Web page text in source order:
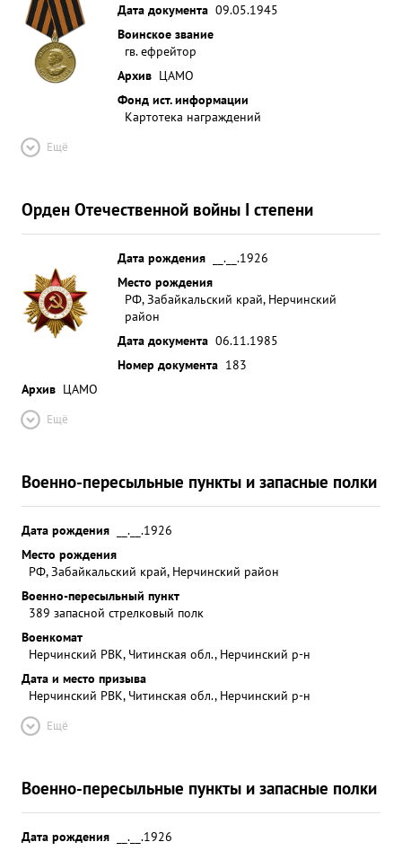
Дата документа 09.05.1945
Воинское звание
гв. ефрейтор
Архив ЦАМО
Фонд ист. информации
Картотека награждений
Ещё
Орден Отечественной войны I степени
Дата рождения
__.__.1926
Место рождения
РФ, Забайкальский край, Нерчинский
район
Дата документа 06.11.1985
Номер документа 183
Архив ЦАМО
Ещё
Военно-пересыльные пункты и запасные полки
Дата рождения
__.__.1926
Место рождения
РФ, Забайкальский край, Нерчинский район
Военно-пересыльный пункт
389 запасной стрелковый полк
Военкомат
Нерчинский РВК, Читинская обл., Нерчинский р-н
Дата и место призыва
Нерчинский РВК, Читинская обл., Нерчинский р-н
Ещё
Военно-пересыльные пункты и запасные полки
Дата рождения
__.__.1926